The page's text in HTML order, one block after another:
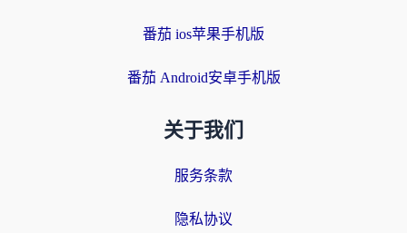
番茄 ios苹果手机版
番茄 Android安卓手机版
关于我们
服务条款
隐私协议